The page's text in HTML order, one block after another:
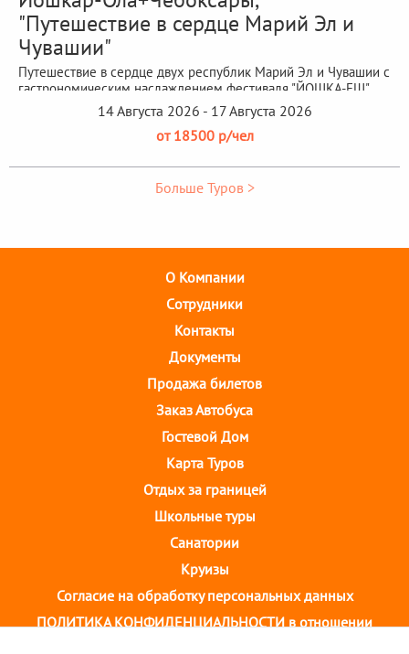
"Путешествие в сердце Марий Эл и
Чувашии"
Путешествие в сердце двух республик Марий Эл и Чувашии с
гастрономическим наслаждением фестиваля "ЙОШКА-ЕШ"
14 Августа 2026 - 17 Августа 2026
от 18500 р/чел
Больше Туров >
О Компании
Cотрудники
Контакты
Документы
Продажа билетов
Заказ Автобуса
Гостевой Дом
Карта Туров
Отдых за границей
Школьные туры
Санатории
Круизы
Согласие на обработку персональных данных
ПОЛИТИКА КОНФИДЕНЦИАЛЬНОСТИ в отношении